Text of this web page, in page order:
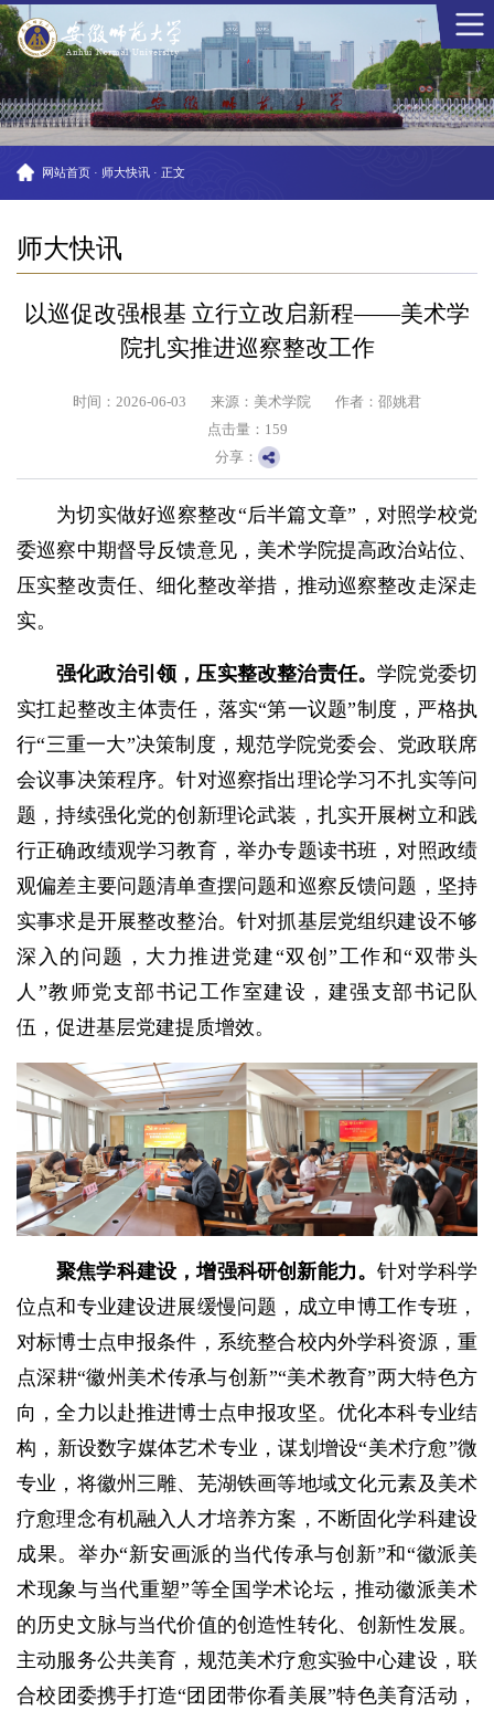
网站首页 · 师大快讯 · 正文
师大快讯
以巡促改强根基 立行立改启新程——美术学
院扎实推进巡察整改工作
时间：2026-06-03 来源：美术学院
作者：邵姚君
点击量： 159
分享：
为切实做好巡察整改“后半篇文章”，对照学校党
委巡察中期督导反馈意见，美术学院提高政治站位、
压实整改责任、细化整改举措，推动巡察整改走深走
实。
强化政治引领 ，压实整改整治责任。学院党委切
实扛起整改主体责任，落实“第一议题”制度，严格执
行“三重一大”决策制度，规范学院党委会、党政联席
会议事决策程序。针对巡察指出理论学习不扎实等问
题，持续强化党的创新理论武装，扎实开展树立和践
行正确政绩观学习教育，举办专题读书班，对照政绩
观偏差主要问题清单查摆问题和巡察反馈问题，坚持
实事求是开展整改整治。针对抓基层党组织建设不够
深入的问题，大力推进党建“双创”工作和“双带头
人”教师党支部书记工作室建设，建强支部书记队
伍，促进基层党建提质增效。
聚焦学科建设，增强科研创新能力。针对学科学
位点和专业建设进展缓慢问题，成立申博工作专班，
对标博士点申报条件，系统整合校内外学科资源，重
点深耕“徽州美术传承与创新”“美术教育”两大特色方
向，全力以赴推进博士点申报攻坚。优化本科专业结
构，新设数字媒体艺术专业，谋划增设“美术疗愈”微
专业，将徽州三雕、芜湖铁画等地域文化元素及美术
疗愈理念有机融入人才培养方案，不断固化学科建设
成果。举办“新安画派的当代传承与创新”和“徽派美
术现象与当代重塑”等全国学术论坛，推动徽派美术
的历史文脉与当代价值的创造性转化、创新性发展。
主动服务公共美育，规范美术疗愈实验中心建设，联
合校团委携手打造“团团带你看美展”特色美育活动，